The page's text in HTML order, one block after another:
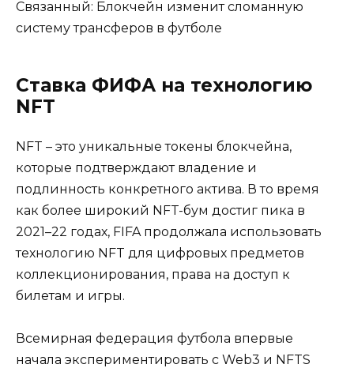
Связанный: Блокчейн изменит сломанную
систему трансферов в футболе
Ставка ФИФА на технологию
NFT
NFT – это уникальные токены блокчейна,
которые подтверждают владение и
подлинность конкретного актива. В то время
как более широкий NFT-бум достиг пика в
2021–22 годах, FIFA продолжала использовать
технологию NFT для цифровых предметов
коллекционирования, права на доступ к
билетам и игры.
Всемирная федерация футбола впервые
начала экспериментировать с Web3 и NFTS